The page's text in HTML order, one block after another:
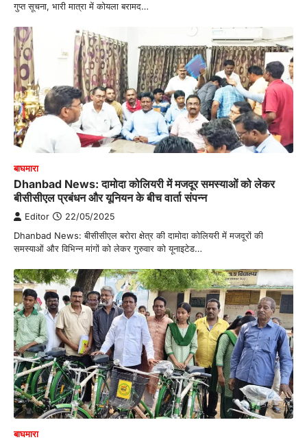
गुप्त सूचना, भारी मात्रा में कोयला बरामद…
बाघमारा
Dhanbad News: दामोदा कोलियरी में मजदूर समस्याओं को लेकर
बीसीसीएल प्रबंधन और यूनियन के बीच वार्ता संपन्न
Editor 22/05/2025
Dhanbad News: बीसीसीएल बरोरा क्षेत्र की दामोदा कोलियरी में मजदूरों की
समस्याओं और विभिन्न मांगों को लेकर गुरुवार को यूनाइटेड…
बाघमारा